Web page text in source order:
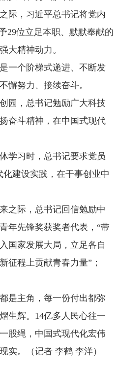
际，习近平总书记将党内
29位立足本职、默默奉献的
大精神动力。
一个阶梯式递进、不断发
懈努力、接续奋斗。
园，总书记勉励广大科技
奋斗精神，在中国式现代
学习时，总书记要求党员
建设实践，在干事创业中
之际，总书记回信勉励中
年先锋奖获奖者代表，“带
国家发展大局，立足各自
征程上贡献青春力量”；
是主角，每一份付出都弥
生辉。14亿多人民心往一
股绳，中国式现代化宏伟
实。（记者 李鹤 李洋）